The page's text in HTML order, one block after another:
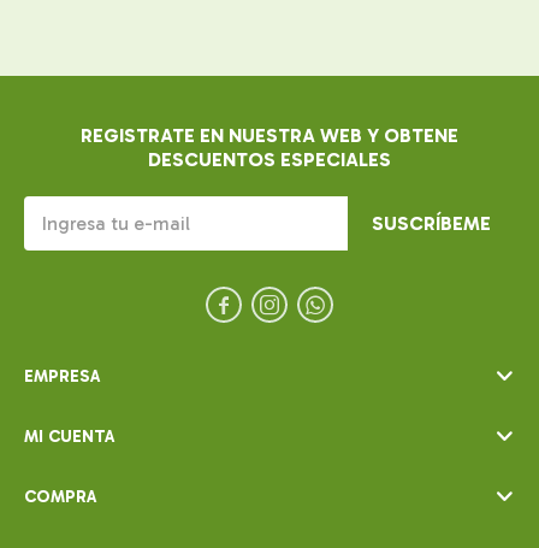
EMPRESA
MI CUENTA
COMPRA
REGISTRATE EN NUESTRA WEB Y OBTENE
DESCUENTOS ESPECIALES
SUSCRÍBEME
  